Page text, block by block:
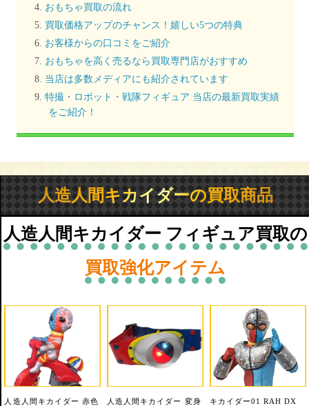
おもちゃ買取の流れ
買取価格アップのチャンス！嬉しい5つの特典
お客様からの口コミをご紹介
おもちゃを高く売るなら買取専門店がおすすめ
当店は多数メディアにも紹介されています
特撮・ロボット・戦隊フィギュア 当店の最新買取実績
をご紹介！
人造人間キカイダーの買取商品
人造人間キカイダー フィギュア買取の
買取強化アイテム
人造人間キカイダー 赤色
人造人間キカイダー 変身
キカイダー01 RAH DX